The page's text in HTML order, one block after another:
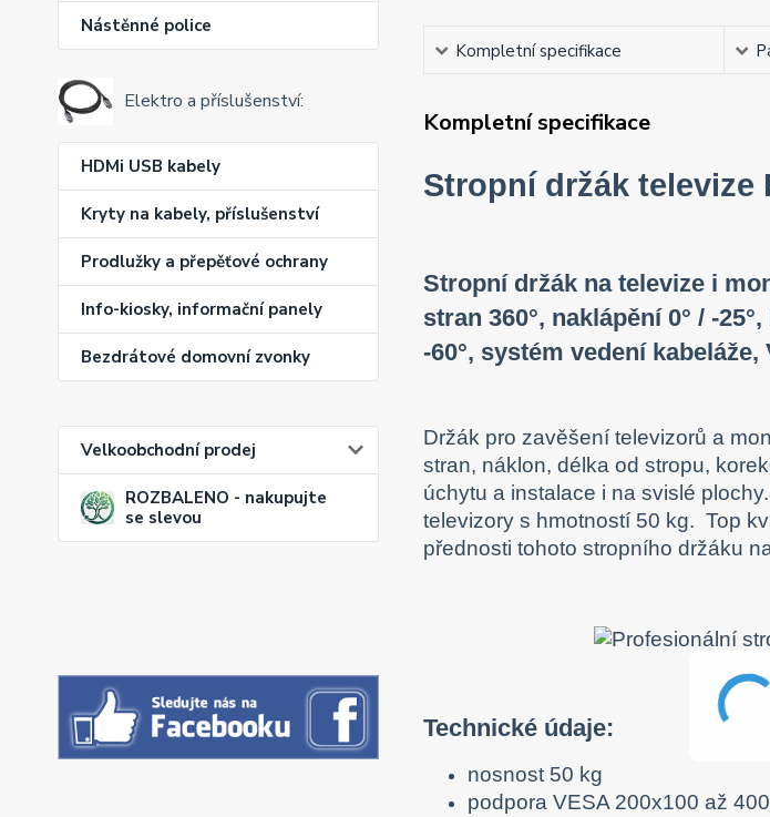
Nástěnné police
Elektro a příslušenství:
HDMi USB kabely
Kryty na kabely, příslušenství
Prodlužky a přepěťové ochrany
Info-kiosky, informační panely
Bezdrátové domovní zvonky
Velkoobchodní prodej
ROZBALENO - nakupujte
se slevou
Kompletní specifikace
Kompletní specifikace
Stropní držák televize
Stropní držák na televize i
stran 360°, naklápění 0° / -
-60°, systém vedení
Držák pro zavěšení televizorů a
stran, náklon, délka od stropu,
úchytu a instalace i na svislé
televizory s hmotností 50 kg. Top
přednosti tohoto stropního držáku
Technické údaje:
nosnost 50 kg
podpora VESA 200x100 až